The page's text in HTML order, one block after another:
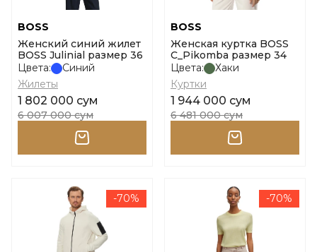
BOSS
Женский синий жилет
BOSS Julinial размер 36
Цвета:
Синий
Жилеты
1 802 000 сум
6 007 000 сум
BOSS
Женская куртка BOSS
C_Pikomba размер 34
Цвета:
Хаки
Куртки
1 944 000 сум
6 481 000 сум
-70% -70%